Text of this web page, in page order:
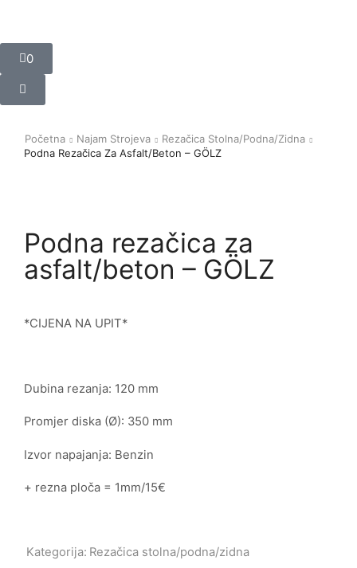
0
Početna Najam Strojeva
Rezačica Stolna/podna/zidna
Podna Rezačica Za Asfalt/beton – GÖLZ
Podna rezačica za
asfalt/beton – GÖLZ
*CIJENA NA UPIT*
Dubina rezanja: 120 mm
Promjer diska (Ø): 350 mm
Izvor napajanja: Benzin
+ rezna ploča = 1mm/15€
Kategorija: Rezačica stolna/podna/zidna